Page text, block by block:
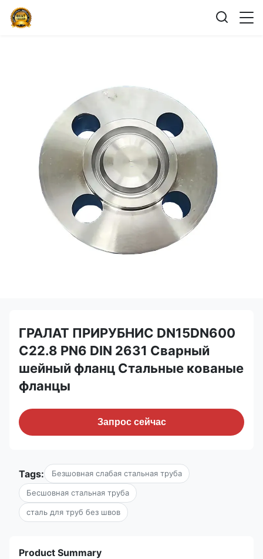
ГРАЛАТ ПРИРУБНИС DN15DN600
C22.8 PN6 DIN 2631 Сварный
шейный фланц Стальные кованые
фланцы
Запрос сейчас
Tags: Безшовная слабая стальная труба
Бесшовная стальная труба
сталь для труб без швов
Product Summary